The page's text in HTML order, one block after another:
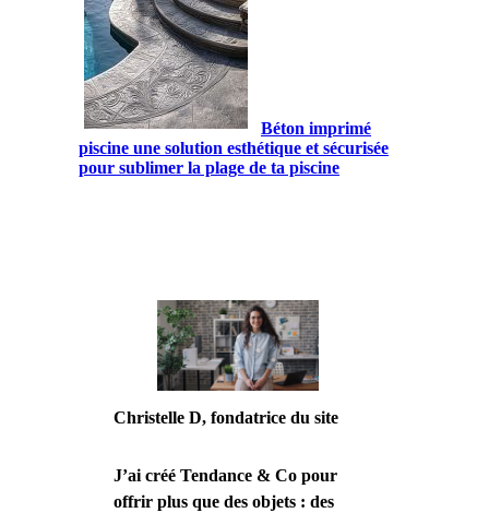
Béton imprimé
piscine une solution esthétique et sécurisée
pour sublimer la plage de ta piscine
Christelle D, fondatrice du site
J’ai créé Tendance & Co pour
offrir plus que des objets : des